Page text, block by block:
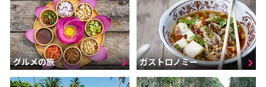
グルメの旅 ガストロノミー